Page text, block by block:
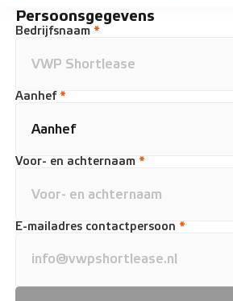
Persoonsgegevens
Bedrijfsnaam *
Aanhef *
Voor- en achternaam *
E-mailadres contactpersoon *